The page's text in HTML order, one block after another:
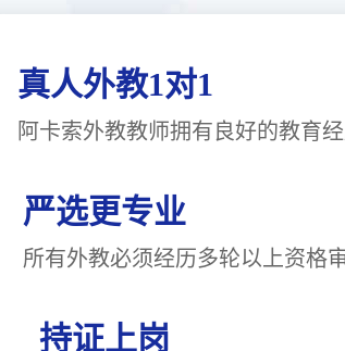
真人外教1对1
阿卡索外教教师拥有良好的教
严选更专业
所有外教必须经历多轮以上
持证上岗